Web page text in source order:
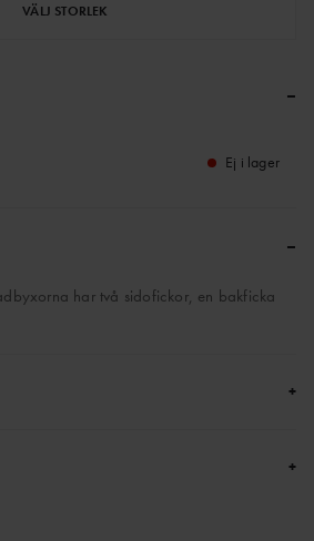
VÄLJ STORLEK
–
Ej i lager
–
har två sidofickor, en bakficka
+
+